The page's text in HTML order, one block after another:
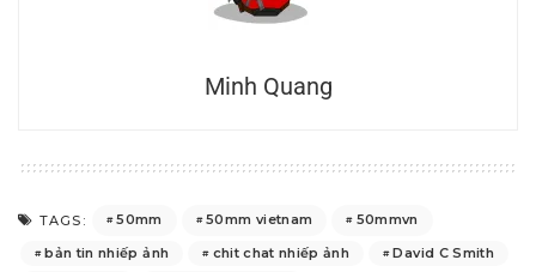
Minh Quang
TAGS: 50mm 50mm vietnam
50mmvn
bản tin nhiếp ảnh
chit chat nhiếp ảnh
David C Smith